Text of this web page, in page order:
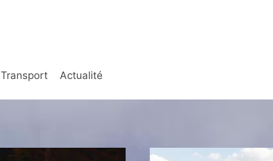
Transport Actualité